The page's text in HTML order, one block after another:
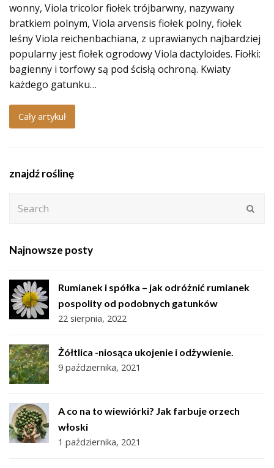
wonny, Viola tricolor fiołek trójbarwny, nazywany
bratkiem polnym, Viola arvensis fiołek polny, fiołek
leśny Viola reichenbachiana, z uprawianych najbardziej
popularny jest fiołek ogrodowy Viola dactyloides. Fiołki:
bagienny i torfowy są pod ścisłą ochroną. Kwiaty
każdego gatunku…
Cały artykuł
znajdź roślinę
Najnowsze posty
Rumianek i spółka – jak odróżnić rumianek
pospolity od podobnych gatunków
22 sierpnia, 2022
Żółtlica -niosąca ukojenie i odżywienie.
9 października, 2021
A co na to wiewiórki? Jak farbuje orzech
włoski
1 października, 2021